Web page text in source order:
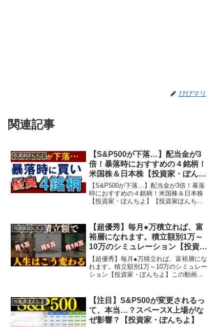
ぴぴマリ
関連記事
投資家ぽんちよ
【S&P500が下落…】配当金が3
倍！暴落時におすすめの４銘柄！
米国株＆日本株【投資家・ぽんち
よ】
【S&P500が下落…】配当金が3倍！暴落
時におすすめの４銘柄！米国株＆日本株
【投資家・ぽんちよ】【投資家ぽんち
産運用を行う20代投資家です。投資対象
としては～日本株、米...
投資家ぽんちよ
【超優秀】毎月●万積立れば、富
裕層になれます。積立額別1万～
10万のシミュレーション【投資
家・ぽんちよ】
【超優秀】毎月●万積立れば、富裕層にな
れます。積立額別1万～10万のシミュレー
ション【投資家・ぽんちよ】この動画で
レーション』を学べます！【投資家ぽん
ちよ】とは…...
投資家ぽんちよ
【注目】S&P500が変更されるっ
て、本当…？スペースX上場がな
ぜ影響？【投資家・ぽんちよ】